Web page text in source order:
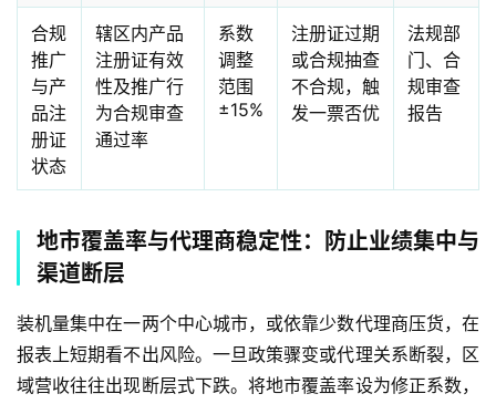
合规
推广
与产
品注
册证
状态
辖区内产品
注册证有效
性及推广行
为合规审查
通过率
系数
调整
范围
±15%
注册证过期
或合规抽查
不合规，触
发一票否优
法规部
门、合
规审查
报告
地市覆盖率与代理商稳定性：防止业绩集中与
渠道断层
装机量集中在一两个中心城市，或依靠少数代理商压货，在
报表上短期看不出风险。一旦政策骤变或代理关系断裂，区
域营收往往出现断层式下跌。将地市覆盖率设为修正系数，